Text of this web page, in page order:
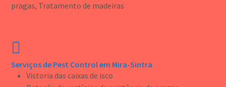
pragas, Tratamento de madeiras
Serviços de Pest Control em Mira-Sintra
Vistoria das caixas de isco